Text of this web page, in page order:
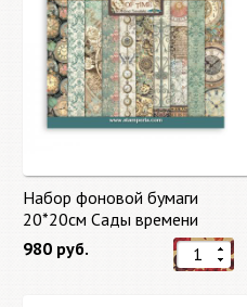
Набор фоновой бумаги
20*20см Сады времени
(Gardens of Time) 10 листов +
бонус от Stamperia
980 руб.